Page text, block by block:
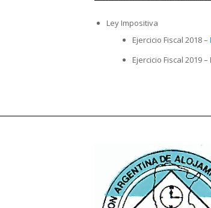
Ley Impositiva
Ejercicio Fiscal 2018 –
Ejercicio Fiscal 2019